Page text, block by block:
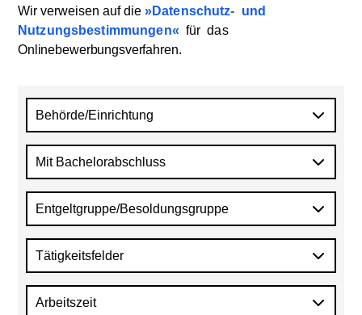
Wir verweisen auf die Datenschutz- und
Nutzungsbestimmungen
für das
Onlinebewerbungsverfahren.
Behörde/Einrichtung
Mit Bachelorabschluss
Entgeltgruppe/Besoldungsgruppe
Tätigkeitsfelder
Arbeitszeit